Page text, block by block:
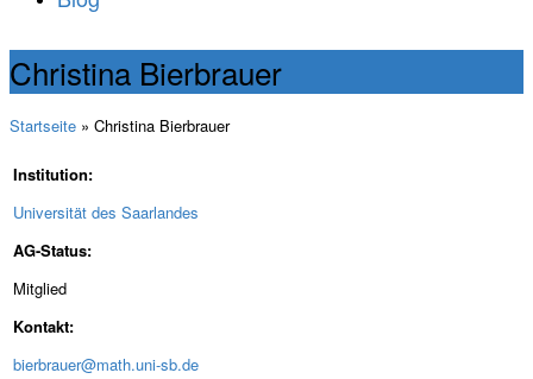
Christina Bierbrauer
Startseite » Christina Bierbrauer
Institution:
Universität des Saarlandes
AG-Status:
Mitglied
Kontakt:
bierbrauer@math.uni-sb.de